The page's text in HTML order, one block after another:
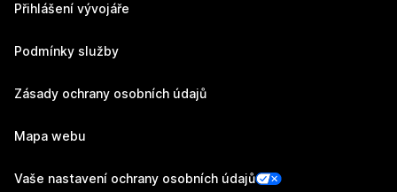
Přihlášení vývojáře
Podmínky služby
Zásady ochrany osobních údajů
Mapa webu
Vaše nastavení ochrany osobních údajů